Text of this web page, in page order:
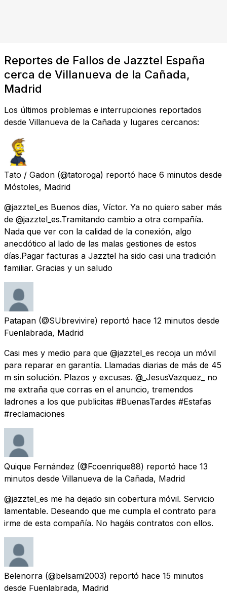
Reportes de Fallos de Jazztel España
cerca de Villanueva de la Cañada,
Madrid
Los últimos problemas e interrupciones reportados
desde Villanueva de la Cañada y lugares cercanos:
Tato / Gadon (@tatoroga) reportó hace 6 minutos desde
Móstoles, Madrid
@jazztel_es Buenos días, Víctor. Ya no quiero saber más
de @jazztel_es.Tramitando cambio a otra compañía.
Nada que ver con la calidad de la conexión, algo
anecdótico al lado de las malas gestiones de estos
días.Pagar facturas a Jazztel ha sido casi una tradición
familiar. Gracias y un saludo
Patapan (@SUbrevivire) reportó hace 12 minutos desde
Fuenlabrada, Madrid
Casi mes y medio para que @jazztel_es recoja un móvil
para reparar en garantía. Llamadas diarias de más de 45
m sin solución. Plazos y excusas. @_JesusVazquez_ no
me extraña que corras en el anuncio, tremendos
ladrones a los que publicitas #BuenasTardes #Estafas
#reclamaciones
Quique Fernández (@Fcoenrique88) reportó hace 13
minutos desde Villanueva de la Cañada, Madrid
@jazztel_es me ha dejado sin cobertura móvil. Servicio
lamentable. Deseando que me cumpla el contrato para
irme de esta compañía. No hagáis contratos con ellos.
Belenorra (@belsami2003) reportó hace 15 minutos
desde Fuenlabrada, Madrid